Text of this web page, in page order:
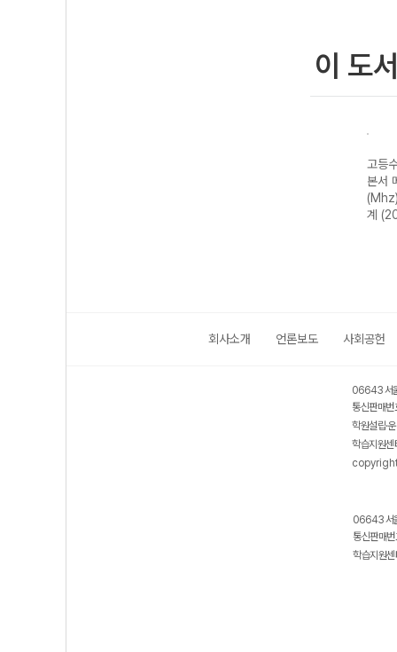
이 도
고등
본서
계
회사소개 언론보도 사회공헌
06643 서
통신판매
학원설립·
학습지원
06643 서
통신판매
학습지원